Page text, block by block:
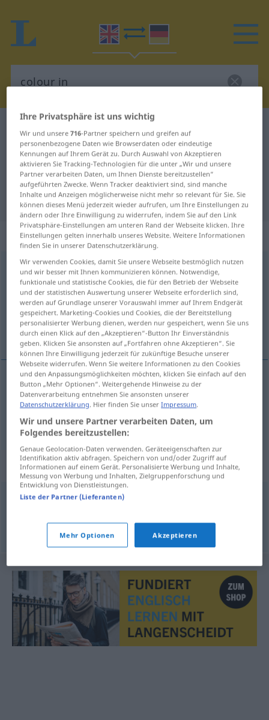
Englisch-Deutsch Übersetzung für
"colour in"
"colour in" Deutsch Übersetzung
„colour in“: transitive verb
colour inv/t <trennb>
Übersicht aller Übersetzungen
(Für mehr Details die Übersetzung anklicken/antippen)
anmalen, kolorieren
anmalen colour in
kolorieren colour in KUNST
Synonyme für "colour in"
© Princeton University
Ihre Privatsphäre ist uns wichtig
Wir und unsere716-Partner speichern und greifen auf
personenbezogene Daten wie Browserdaten oder eindeutige
Kennungen auf Ihrem Gerät zu. Durch Auswahl von Akzeptieren
aktivieren Sie Tracking-Technologien für die unter „Wir und unsere
Partner verarbeiten Daten, um Ihnen Dienste bereitzustellen“
aufgeführten Zwecke. Wenn Tracker deaktiviert sind, sind manche
Inhalte und Anzeigen möglicherweise nicht mehr so relevant für Sie. Sie
können dieses Menü jederzeit wieder aufrufen, um Ihre Einstellungen zu
ändern oder Ihre Einwilligung zu widerrufen, indem Sie auf den Link
Privatsphäre-Einstellungen am unteren Rand der Webseite klicken. Ihre
Einstellungen gelten innerhalb unseres Website. Weitere Informationen
finden Sie in unserer Datenschutzerklärung.
Wir verwenden Cookies, damit Sie unsere Webseite bestmöglich nutzen
und wir besser mit Ihnen kommunizieren können. Notwendige,
funktionale und statistische Cookies, die für den Betrieb der Webseite
und der statistischen Auswertung unserer Webseite erforderlich sind,
werden auf Grundlage unserer Vorauswahl immer auf Ihrem Endgerät
gespeichert. Marketing-Cookies und Cookies, die der Bereitstellung
personalisierter Werbung dienen, werden nur gespeichert, wenn Sie uns
durch einen Klick auf den „Akzeptieren“-Button Ihr Einverständnis
geben. Klicken Sie ansonsten auf „Fortfahren ohne Akzeptieren“. Sie
können Ihre Einwilligung jederzeit für zukünftige Besuche unserer
Webseite widerrufen. Wenn Sie weitere Informationen zu den Cookies
und den Anpassungsmöglichkeiten möchten, klicken Sie einfach auf den
Button „Mehr Optionen“. Weitergehende Hinweise zu der
Datenverarbeitung entnehmen Sie ansonsten unserer
Datenschutzerklärung. Hier finden Sie unserImpressum.
Wir und unsere Partner verarbeiten Daten, um
Folgendes bereitzustellen:
Genaue Geolocation-Daten verwenden. Geräteeigenschaften zur
Identifikation aktiv abfragen. Speichern von und/oder Zugriff auf
Informationen auf einem Gerät. Personalisierte Werbung und Inhalte,
Messung von Werbung und Inhalten, Zielgruppenforschung und
Entwicklung von Dienstleistungen.
Liste der Partner (Lieferanten)
Mehr Optionen Akzeptieren